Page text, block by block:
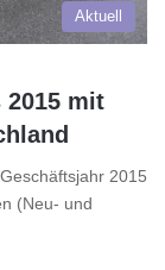
Aktuell
2015 mit
2015
(Neu- und